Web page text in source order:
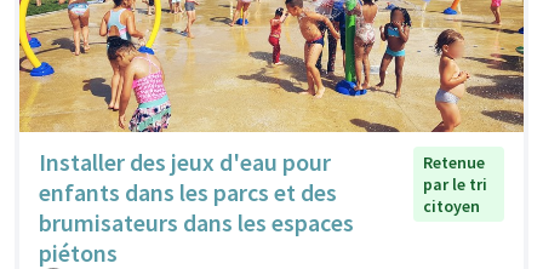
Installer des jeux d'eau pour
enfants dans les parcs et des
brumisateurs dans les espaces
piétons
Retenue
par le tri
citoyen